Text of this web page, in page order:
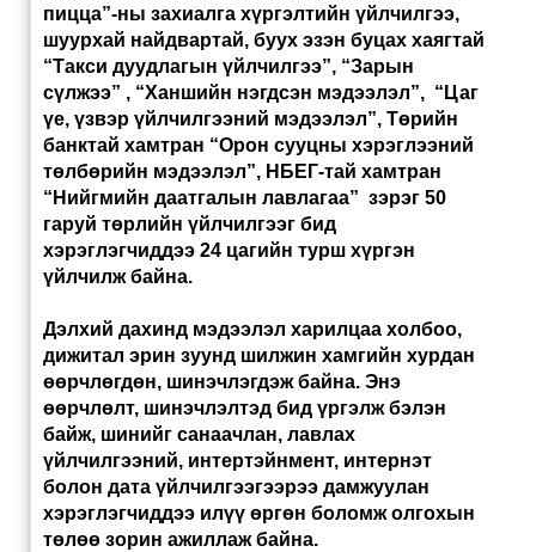
пицца”-ны захиалга хүргэлтийн үйлчилгээ,
шуурхай найдвартай, буух эзэн буцах хаягтай
“Такси дуудлагын үйлчилгээ”, “Зарын
сүлжээ” , “Ханшийн нэгдсэн мэдээлэл”, “Цаг
үе, үзвэр үйлчилгээний мэдээлэл”, Төрийн
банктай хамтран “Орон сууцны хэрэглээний
төлбөрийн мэдээлэл”, НБЕГ-тай хамтран
“Нийгмийн даатгалын лавлагаа” зэрэг 50
гаруй төрлийн үйлчилгээг бид
хэрэглэгчиддээ 24 цагийн турш хүргэн
үйлчилж байна.
Дэлхий дахинд мэдээлэл харилцаа холбоо,
дижитал эрин зуунд шилжин хамгийн хурдан
өөрчлөгдөн, шинэчлэгдэж байна. Энэ
өөрчлөлт, шинэчлэлтэд бид үргэлж бэлэн
байж, шинийг санаачлан, лавлах
үйлчилгээний, интертэйнмент, интернэт
болон дата үйлчилгээгээрээ дамжуулан
хэрэглэгчиддээ илүү өргөн боломж олгохын
төлөө зорин ажиллаж байна.